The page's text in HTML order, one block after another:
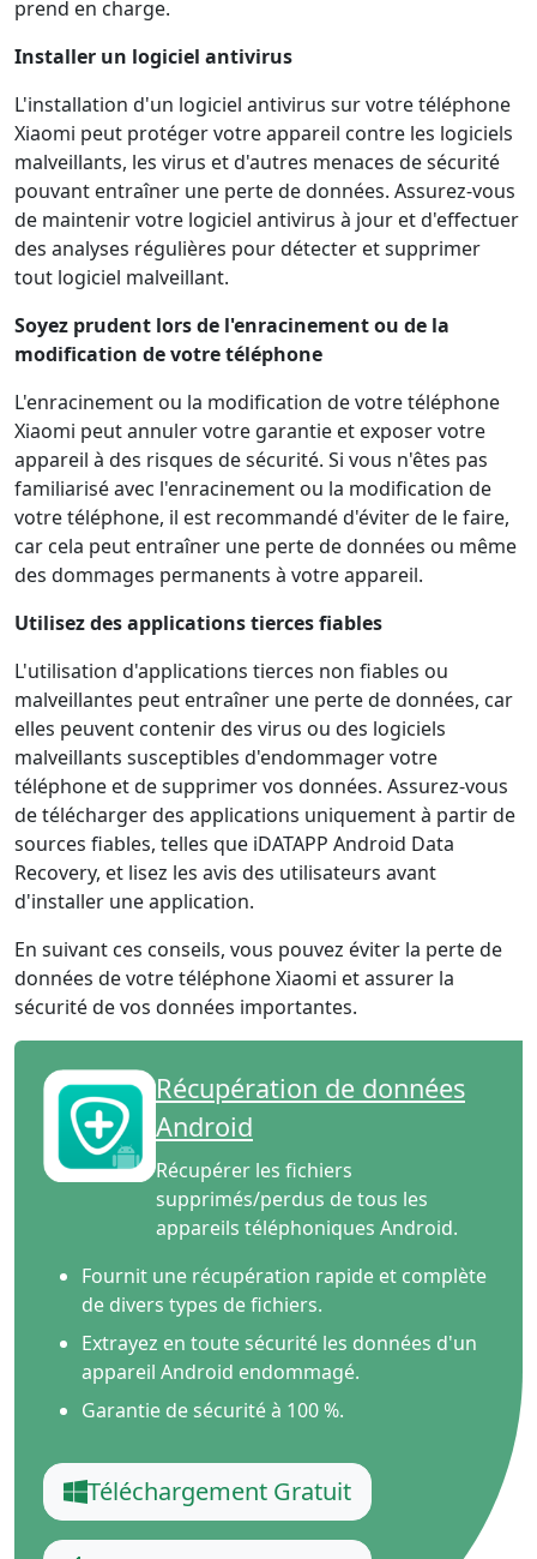
prend en charge.
Installer un logiciel antivirus
L'installation d'un logiciel antivirus sur votre téléphone
Xiaomi peut protéger votre appareil contre les logiciels
malveillants, les virus et d'autres menaces de sécurité
pouvant entraîner une perte de données. Assurez-vous
de maintenir votre logiciel antivirus à jour et d'effectuer
des analyses régulières pour détecter et supprimer
tout logiciel malveillant.
Soyez prudent lors de l'enracinement ou de la
modification de votre téléphone
L'enracinement ou la modification de votre téléphone
Xiaomi peut annuler votre garantie et exposer votre
appareil à des risques de sécurité. Si vous n'êtes pas
familiarisé avec l'enracinement ou la modification de
votre téléphone, il est recommandé d'éviter de le faire,
car cela peut entraîner une perte de données ou même
des dommages permanents à votre appareil.
Utilisez des applications tierces fiables
L'utilisation d'applications tierces non fiables ou
malveillantes peut entraîner une perte de données, car
elles peuvent contenir des virus ou des logiciels
malveillants susceptibles d'endommager votre
téléphone et de supprimer vos données. Assurez-vous
de télécharger des applications uniquement à partir de
sources fiables, telles que iDATAPP Android Data
Recovery, et lisez les avis des utilisateurs avant
d'installer une application.
En suivant ces conseils, vous pouvez éviter la perte de
données de votre téléphone Xiaomi et assurer la
sécurité de vos données importantes.
Récupération de données
Android
Récupérer les fichiers
supprimés/perdus de tous les
appareils téléphoniques Android.
Fournit une récupération rapide et complète
de divers types de fichiers.
Extrayez en toute sécurité les données d'un
appareil Android endommagé.
Garantie de sécurité à 100 %.
Téléchargement Gratuit